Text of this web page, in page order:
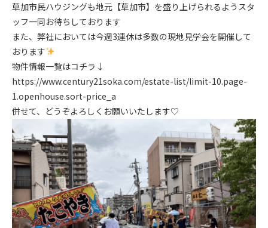
草加市民ハウジングも地元【草加市】を盛り上げられるようスタ
ッフ一同お待ちしております
また、弊社においては今週3連休は多数の現地見学会を開催して
おります
物件情報一覧はコチラ↓
https://www.century21soka.com/estate-list/limit-10.page-
1.openhouse.sort-price_a
併せて、どうぞよろしくお願いいたします♡